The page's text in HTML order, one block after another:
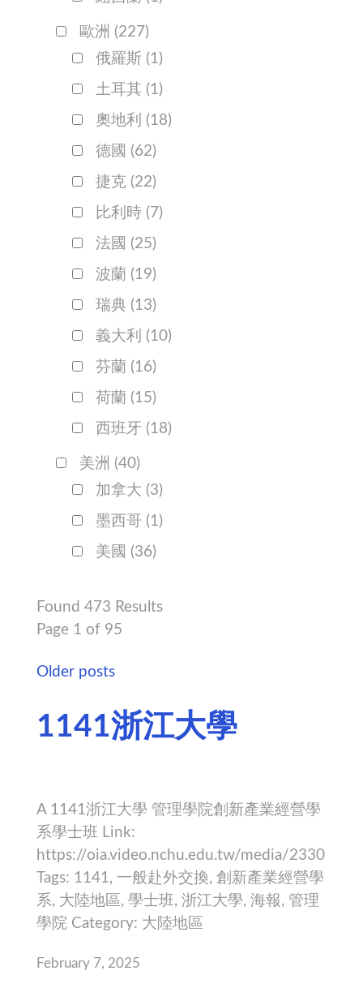
歐洲 (227)
俄羅斯 (1)
土耳其 (1)
奧地利 (18)
德國 (62)
捷克 (22)
比利時 (7)
法國 (25)
波蘭 (19)
瑞典 (13)
義大利 (10)
芬蘭 (16)
荷蘭 (15)
西班牙 (18)
美洲 (40)
加拿大 (3)
墨西哥 (1)
美國 (36)
Found 473 Results
Page 1 of 95
Older posts
1141浙江大學
A 1141浙江大學 管理學院創新產業經營學
系學士班 Link:
https://oia.video.nchu.edu.tw/media/2330
Tags: 1141, 一般赴外交換, 創新產業經營學
系, 大陸地區, 學士班, 浙江大學, 海報, 管理
學院 Category: 大陸地區
February 7, 2025